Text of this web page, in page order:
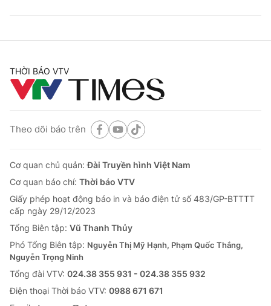
THỜI BÁO VTV
Theo dõi báo trên
Cơ quan chủ quản:Đài Truyền hình Việt Nam
Cơ quan báo chí: Thời báo VTV
Giấy phép hoạt động báo in và báo điện tử số 483/GP-BTTTT
cấp ngày 29/12/2023
Tổng Biên tập: Vũ Thanh Thủy
Phó Tổng Biên tập: Nguyễn Thị Mỹ Hạnh, Phạm Quốc Thắng,
Nguyễn Trọng Ninh
Tổng đài VTV: 024.38 355 931 - 024.38 355 932
Ðiện thoại Thời báo VTV: 0988 671 671